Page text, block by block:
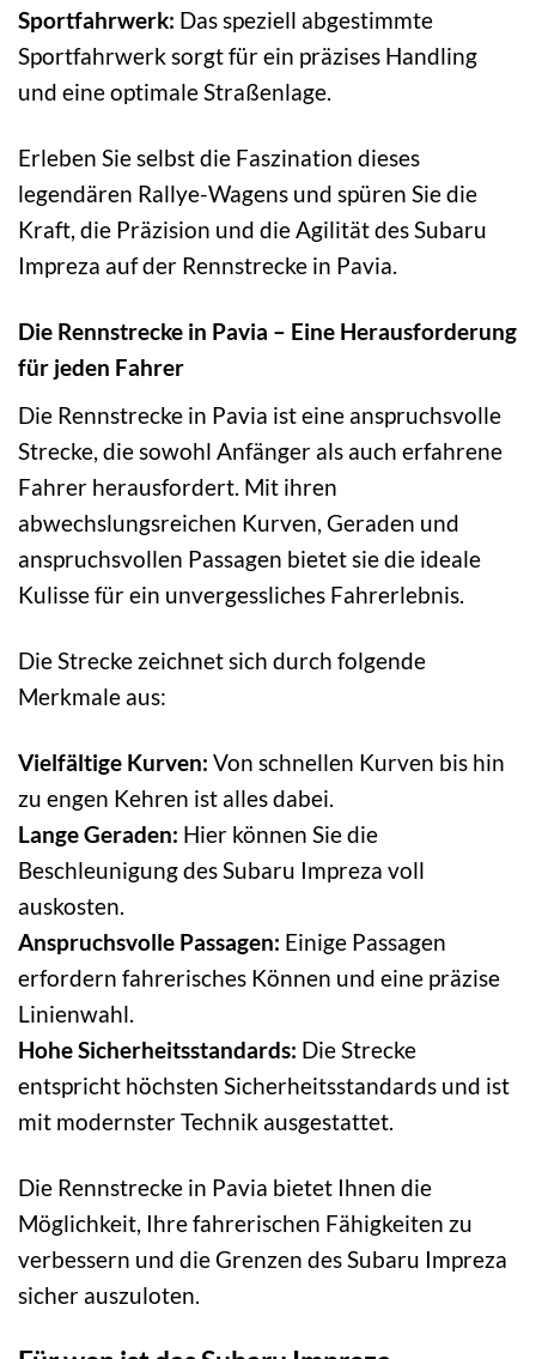
Sportfahrwerk: Das speziell abgestimmte
Sportfahrwerk sorgt für ein präzises Handling
und eine optimale Straßenlage.
Erleben Sie selbst die Faszination dieses
legendären Rallye-Wagens und spüren Sie die
Kraft, die Präzision und die Agilität des Subaru
Impreza auf der Rennstrecke in Pavia.
Die Rennstrecke in Pavia – Eine Herausforderung
für jeden Fahrer
Die Rennstrecke in Pavia ist eine anspruchsvolle
Strecke, die sowohl Anfänger als auch erfahrene
Fahrer herausfordert. Mit ihren
abwechslungsreichen Kurven, Geraden und
anspruchsvollen Passagen bietet sie die ideale
Kulisse für ein unvergessliches Fahrerlebnis.
Die Strecke zeichnet sich durch folgende
Merkmale aus:
Vielfältige Kurven: Von schnellen Kurven bis hin
zu engen Kehren ist alles dabei.
Lange Geraden: Hier können Sie die
Beschleunigung des Subaru Impreza voll
auskosten.
Anspruchsvolle Passagen: Einige Passagen
erfordern fahrerisches Können und eine präzise
Linienwahl.
Hohe Sicherheitsstandards: Die Strecke
entspricht höchsten Sicherheitsstandards und ist
mit modernster Technik ausgestattet.
Die Rennstrecke in Pavia bietet Ihnen die
Möglichkeit, Ihre fahrerischen Fähigkeiten zu
verbessern und die Grenzen des Subaru Impreza
sicher auszuloten.